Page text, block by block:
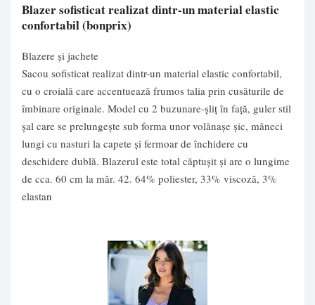
Blazer sofisticat realizat dintr-un material elastic
confortabil(bonprix)
Blazere și jachete
Sacou sofisticat realizat dintr-un material elastic confortabil,
cu o croială care accentuează frumos talia prin cusăturile de
îmbinare originale. Model cu 2 buzunare-şliţ în faţă, guler stil
şal care se prelungeşte sub forma unor volănaşe şic, mâneci
lungi cu nasturi la capete şi fermoar de închidere cu
deschidere dublă. Blazerul este total căptuşit şi are o lungime
de cca. 60 cm la măr. 42. 64% poliester, 33% viscoză, 3%
elastan